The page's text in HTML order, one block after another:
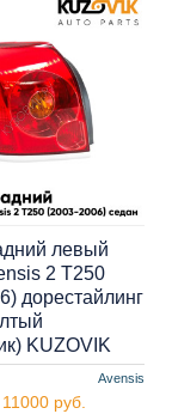
Avensis
левый
2 T250
дорестайлинг
KUZOVIK
11000 руб.